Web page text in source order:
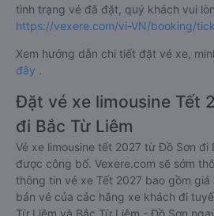
tình trạng vé đã đặt, quý khách vui
https://vexere.com/vi-VN/booking/
Xem hướng dẫn chi tiết đặt vé xe,
đây .
Đặt vé xe limousine Tết
đi Bắc Từ Liêm
Vé xe limousine tết 2027 từ Đồ Sơn đi
được công bố. Vexere.com sẽ sớm
thông tin vé xe Tết 2027 bao gồm
bán vé của các hãng xe khách đi
Từ Liêm và Bắc Từ Liêm - Đồ Sơn